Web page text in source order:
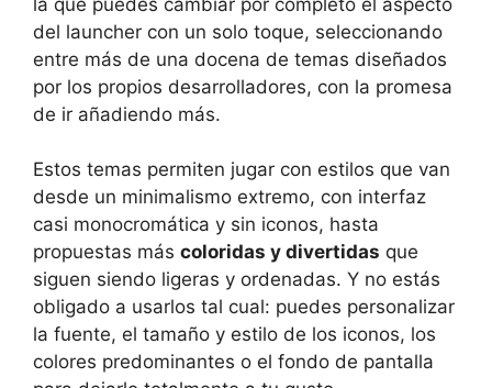
del launcher con un solo toque, seleccionando
entre más de una docena de temas diseñados
por los propios desarrolladores, con la promesa
de ir añadiendo más.
Estos temas permiten jugar con estilos que van
desde un minimalismo extremo, con interfaz
casi monocromática y sin iconos, hasta
propuestas más coloridas y divertidas que
siguen siendo ligeras y ordenadas. Y no estás
obligado a usarlos tal cual: puedes personalizar
la fuente, el tamaño y estilo de los iconos, los
colores predominantes o el fondo de pantalla